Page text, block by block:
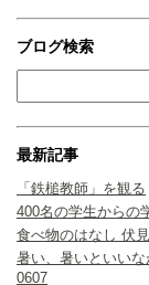
ブログ検索
最新記事
「鉄槌教師」を観る
400名の学生からの
食べ物のはなし 伏
暑い、暑いといい
0607